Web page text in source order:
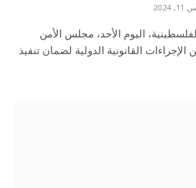
اليوم الأحد، مجلس الأمن
الإجراءات القانونية الدولية لضمان تنفيذ